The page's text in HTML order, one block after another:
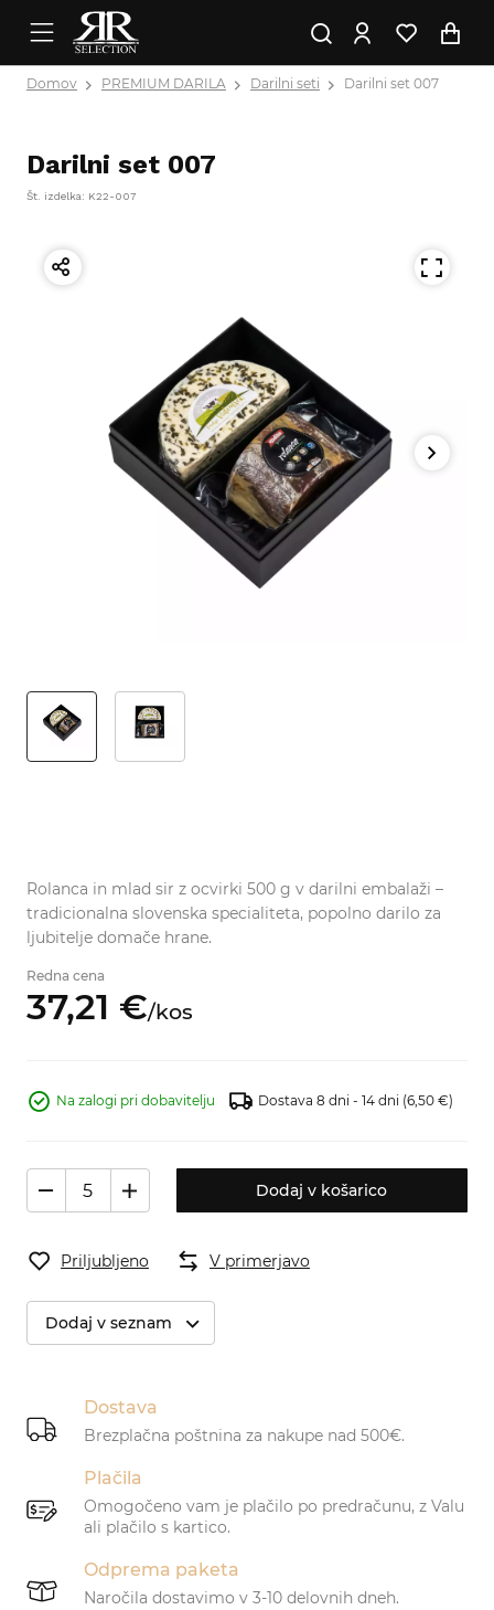
Domov PREMIUM DARILA Darilni seti Darilni set 007
Darilni set 007
Št. izdelka: K22-007
Rolanca in mlad sir z ocvirki 500 g v darilni embalaži –
tradicionalna slovenska specialiteta, popolno darilo za
ljubitelje domače hrane.
Redna cena
37,21 €/kos
Na zalogi pri dobavitelju Dostava 8 dni - 14 dni (6,50 €)
Dodaj v košarico
Priljubljeno V primerjavo
Dodaj v seznam
Dostava
Brezplačna poštnina za nakupe nad 500€.
Plačila
Omogočeno vam je plačilo po predračunu, z Valu
ali plačilo s kartico.
Odprema paketa
Naročila dostavimo v 3-10 delovnih dneh.